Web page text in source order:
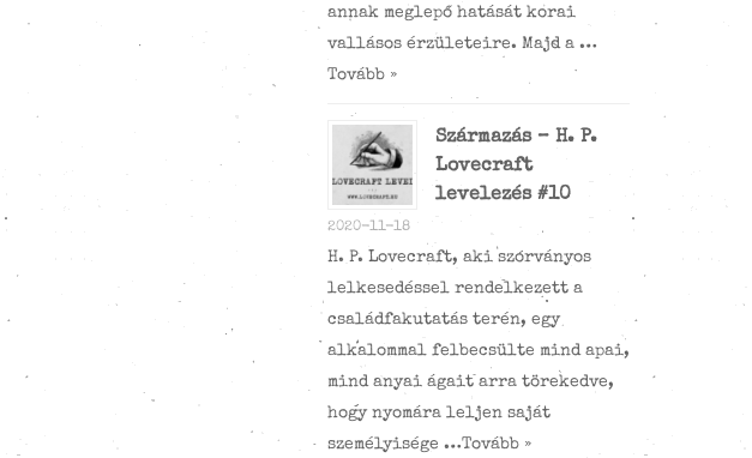
annak meglepő hatását korai
vallásos érzületeire. Majd a …
Tovább »
Származás – H. P.
Lovecraft
levelezés #10
2020-11-18
H. P. Lovecraft, aki szórványos
lelkesedéssel rendelkezett a
családfakutatás terén, egy
alkalommal felbecsülte mind apai,
mind anyai ágait arra törekedve,
hogy nyomára leljen saját
személyisége …Tovább »